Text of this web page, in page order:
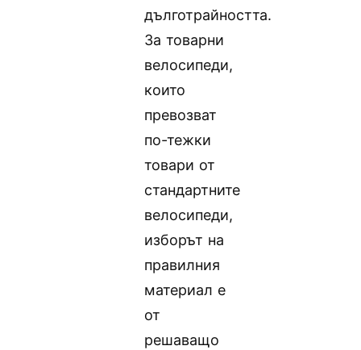
дълготрайността.
За товарни
велосипеди,
които
превозват
по-тежки
товари от
стандартните
велосипеди,
изборът на
правилния
материал е
от
решаващо